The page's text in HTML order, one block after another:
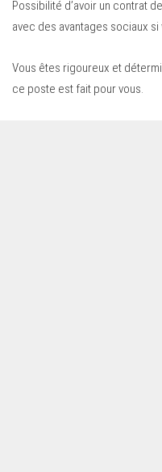
Possibilité d’avoir un contrat
avec des avantages sociaux
Vous êtes rigoureux et
ce poste est fait pour vous.